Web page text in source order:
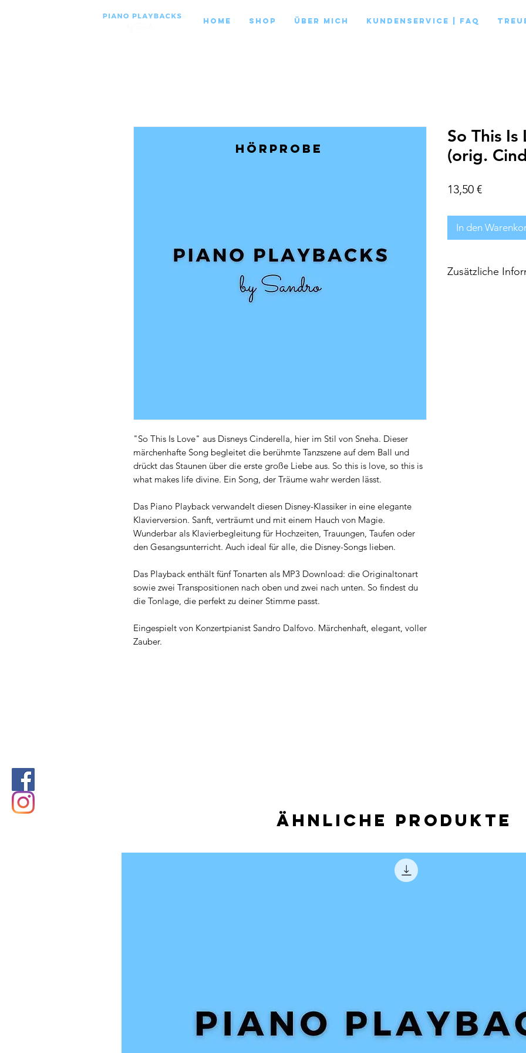
Home Shop Über mich Kundenservice | FAQ
"So This Is Love" aus Disneys Cinderella, hier im Stil von Sneha. Dieser
märchenhafte Song begleitet die berühmte Tanzszene auf dem Ball und
drückt das Staunen über die erste große Liebe aus. So this is love, so this is
what makes life divine. Ein Song, der Träume wahr werden lässt.
Das Piano Playback verwandelt diesen Disney-Klassiker in eine elegante
Klavierversion. Sanft, verträumt und mit einem Hauch von Magie.
Wunderbar als Klavierbegleitung für Hochzeiten, Trauungen, Taufen oder
den Gesangsunterricht. Auch ideal für alle, die Disney-Songs lieben.
Das Playback enthält fünf Tonarten als MP3 Download: die Originaltonart
sowie zwei Transpositionen nach oben und zwei nach unten. So findest du
die Tonlage, die perfekt zu deiner Stimme passt.
Eingespielt von Konzertpianist Sandro Dalfovo. Märchenhaft, elegant, voller
Zauber.
So This Is
(orig.
13,50 €Preis
In den
Zusätzliche
Hörprobe
Ähnliche Produkte